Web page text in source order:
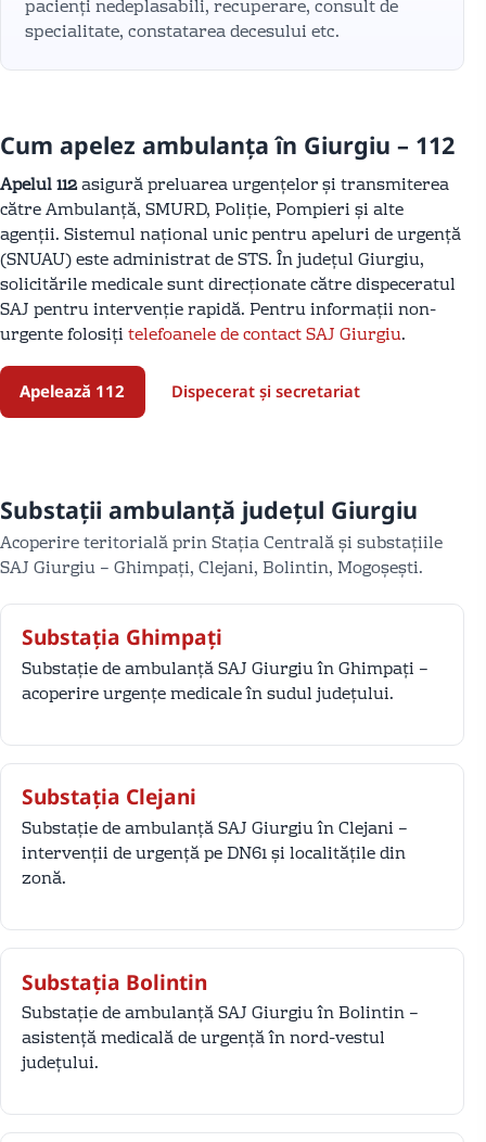
pacienți nedeplasabili, recuperare, consult de
specialitate, constatarea decesului etc.
Cum apelez ambulanța în Giurgiu – 112
Apelul 112asigură preluarea urgențelor și transmiterea
către Ambulanță, SMURD, Poliție, Pompieri și alte
agenții. Sistemul național unic pentru apeluri de urgență
(SNUAU) este administrat de STS. În județul Giurgiu,
solicitările medicale sunt direcționate către dispeceratul
SAJ pentru intervenție rapidă. Pentru informații non-
urgente folosițitelefoanele de contact SAJ Giurgiu.
Apelează 112 Dispecerat și secretariat
Substații ambulanță județul Giurgiu
Acoperire teritorială prin Stația Centrală și substațiile
SAJ Giurgiu – Ghimpați, Clejani, Bolintin, Mogoșești.
Substația Ghimpați
Substație de ambulanță SAJ Giurgiu în Ghimpați –
acoperire urgențe medicale în sudul județului.
Substația Clejani
Substație de ambulanță SAJ Giurgiu în Clejani –
intervenții de urgență pe DN61 și localitățile din
zonă.
Substația Bolintin
Substație de ambulanță SAJ Giurgiu în Bolintin –
asistență medicală de urgență în nord-vestul
județului.